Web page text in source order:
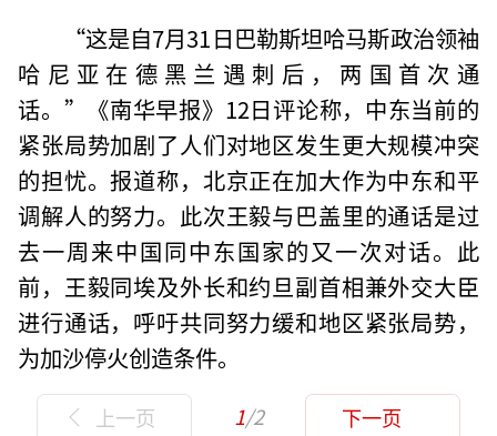
“这是自7月31日巴勒斯坦哈马斯政治领袖
哈尼亚在德黑兰遇刺后，两国首次通
话。”《南华早报》12日评论称，中东当前的
紧张局势加剧了人们对地区发生更大规模冲突
的担忧。报道称，北京正在加大作为中东和平
调解人的努力。此次王毅与巴盖里的通话是过
去一周来中国同中东国家的又一次对话。此
前，王毅同埃及外长和约旦副首相兼外交大臣
进行通话，呼吁共同努力缓和地区紧张局势，
为加沙停火创造条件。
上一页 1/2 下一页